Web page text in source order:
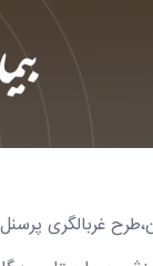
غربالگری